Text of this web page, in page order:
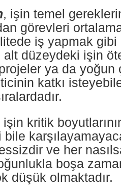
, işin temel
görevleri
iş yapmak
alt düzeydeki işin
ya da yoğun
katkı
işin kritik
ve her
boşa
düşük olmaktadır.